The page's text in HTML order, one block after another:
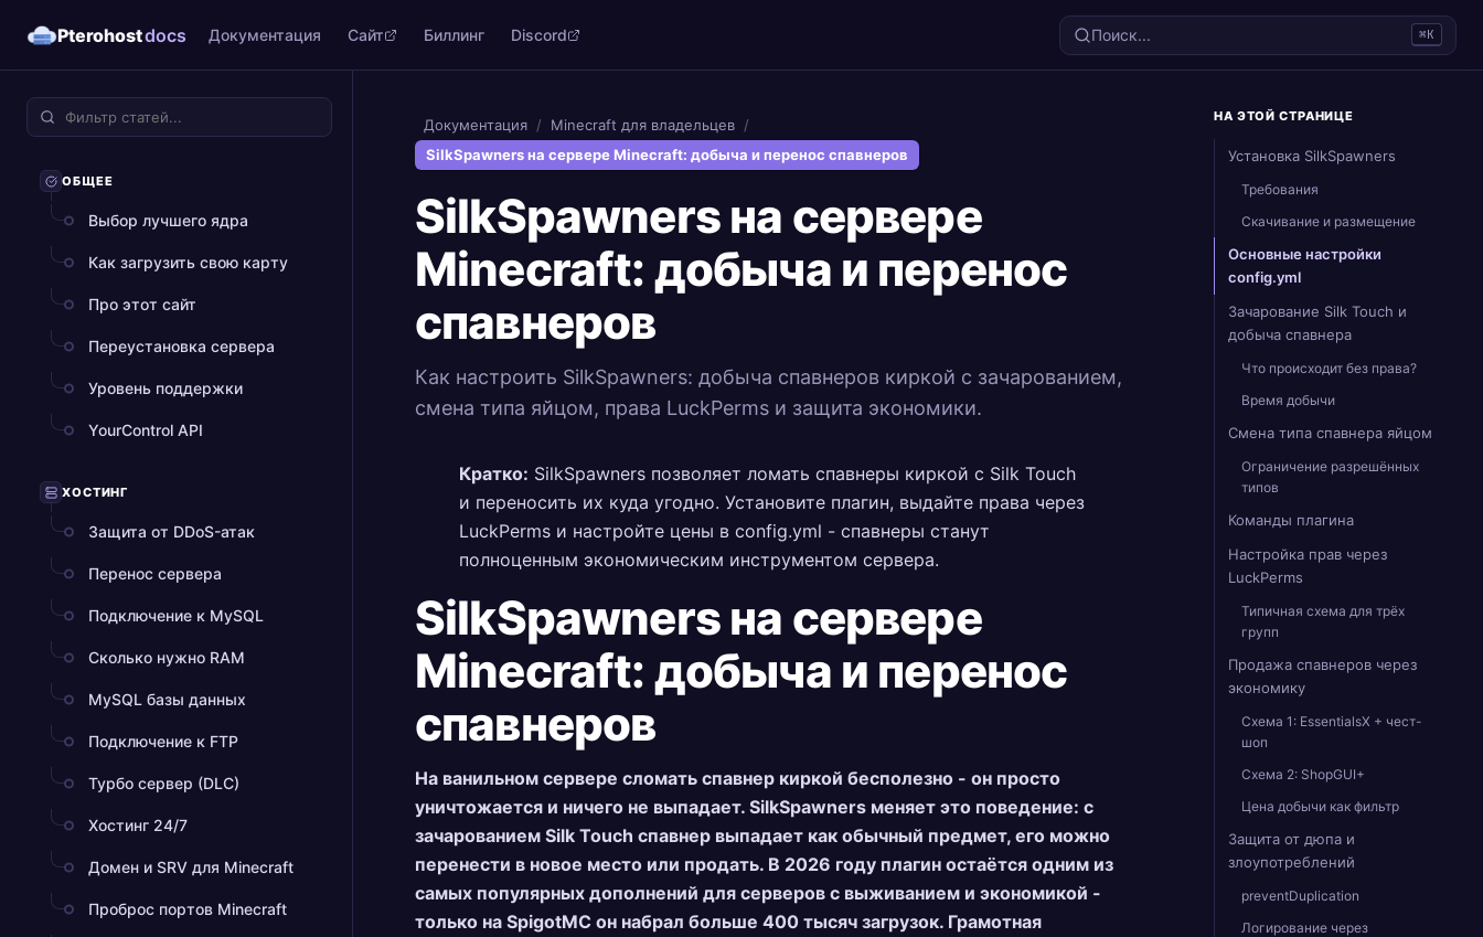
Pterohostdocs Документация Сайт Биллинг Discord Поиск... ⌘K
ОБЩЕЕ
Выбор лучшего ядра
Как загрузить свою карту
Про этот сайт
Переустановка сервера
Уровень поддержки
YourControl API
ХОСТИНГ
Защита от DDoS-атак
Перенос сервера
Подключение к MySQL
Сколько нужно RAM
MySQL базы данных
Подключение к FTP
Турбо сервер (DLC)
Хостинг 24/7
Домен и SRV для Minecraft
Проброс портов Minecraft
Документация / Minecraft для владельцев /
SilkSpawners на сервере Minecraft: добыча и перенос спавнеров
SilkSpawners на сервере
Minecraft: добыча и перенос
спавнеров
Как настроить SilkSpawners: добыча спавнеров киркой с зачарованием,
смена типа яйцом, права LuckPerms и защита экономики.
Кратко: SilkSpawners позволяет ломать спавнеры киркой с Silk Touch
и переносить их куда угодно. Установите плагин, выдайте права через
LuckPerms и настройте цены в config.yml - спавнеры станут
полноценным экономическим инструментом сервера.
SilkSpawners на сервере
Minecraft: добыча и перенос
спавнеров
На ванильном сервере сломать спавнер киркой бесполезно - он просто
уничтожается и ничего не выпадает. SilkSpawners меняет это поведение: с
зачарованием Silk Touch спавнер выпадает как обычный предмет, его можно
перенести в новое место или продать. В 2026 году плагин остаётся одним из
самых популярных дополнений для серверов с выживанием и экономикой -
только на SpigotMC он набрал больше 400 тысяч загрузок. Грамотная
НА ЭТОЙ СТРАНИЦЕ
Установка SilkSpawners
Требования
Скачивание и размещение
Основные настройки
config.yml
Зачарование Silk Touch и
добыча спавнера
Что происходит без права?
Время добычи
Смена типа спавнера яйцом
Ограничение разрешённых
типов
Команды плагина
Настройка прав через
LuckPerms
Типичная схема для трёх
групп
Продажа спавнеров через
экономику
Схема 1: EssentialsX + чест-
шоп
Схема 2: ShopGUI+
Цена добычи как фильтр
Защита от дюпа и
злоупотреблений
preventDuplication
Логирование через